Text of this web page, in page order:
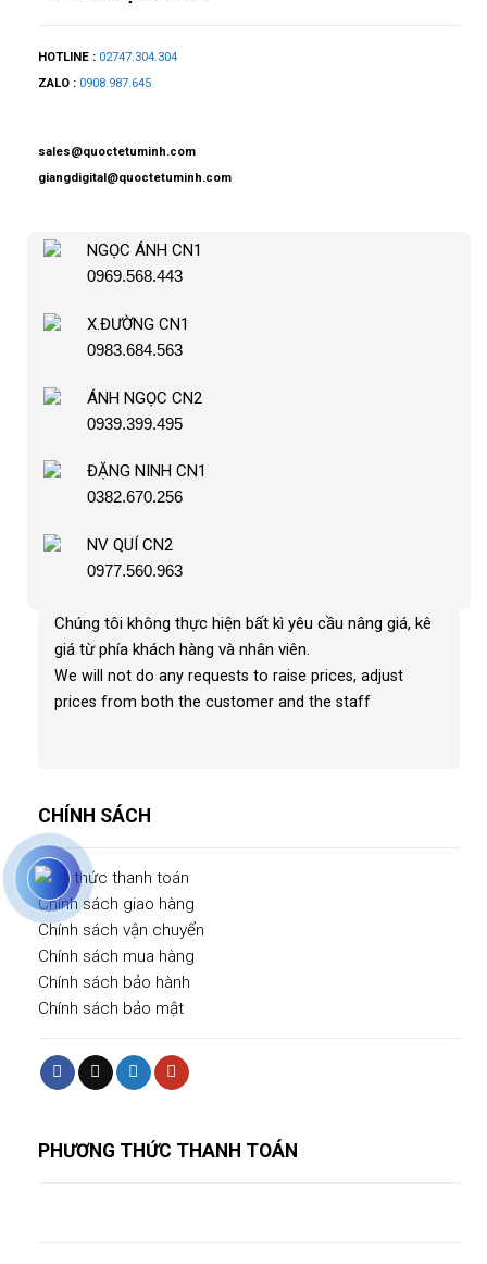
HOTLINE : 02747.304.304
ZALO : 0908.987.645
sales@quoctetuminh.com
giangdigital@quoctetuminh.com
NGỌC ÁNH CN1
0969.568.443
X.ĐƯỜNG CN1
0983.684.563
ÁNH NGỌC CN2
0939.399.495
ĐẶNG NINH CN1
0382.670.256
NV QUÍ CN2
0977.560.963
Chúng tôi không thực hiện bất kì yêu cầu nâng giá, kê
giá từ phía khách hàng và nhân viên.
We will not do any requests to raise prices, adjust
prices from both the customer and the staff
CHÍNH SÁCH
Hình thức thanh toán
Chính sách giao hàng
Chính sách vận chuyển
Chính sách mua hàng
Chính sách bảo hành
Chính sách bảo mật
PHƯƠNG THỨC THANH TOÁN